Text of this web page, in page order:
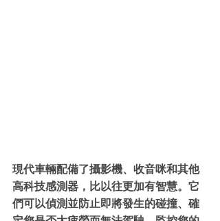
現代車輛配備了攝影機、收音咪和其他
高科技感測器，比以往更加有智慧。它
們可以偵測並防止即將發生的碰撞、確